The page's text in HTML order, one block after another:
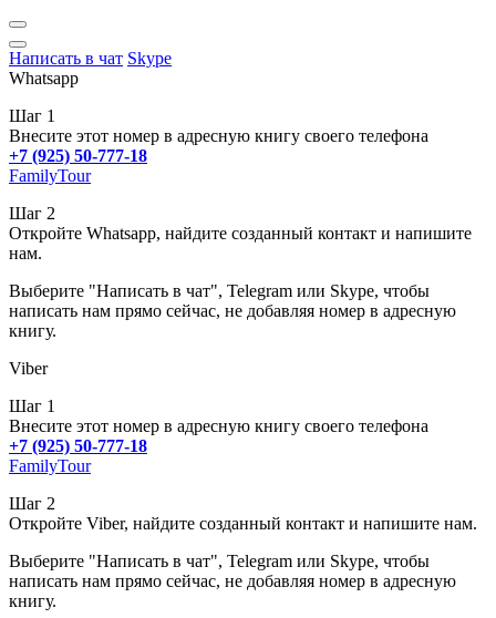
Написать в чат Skype
Whatsapp
Шаг 1
Внесите этот номер в адресную книгу своего телефона
+7 (925) 50-777-18
FamilyTour
Шаг 2
Откройте Whatsapp, найдите созданный контакт и напишите
нам.
Выберите "Написать в чат", Telegram или Skype, чтобы
написать нам прямо сейчас, не добавляя номер в адресную
книгу.
Viber
Шаг 1
Внесите этот номер в адресную книгу своего телефона
+7 (925) 50-777-18
FamilyTour
Шаг 2
Откройте Viber, найдите созданный контакт и напишите нам.
Выберите "Написать в чат", Telegram или Skype, чтобы
написать нам прямо сейчас, не добавляя номер в адресную
книгу.